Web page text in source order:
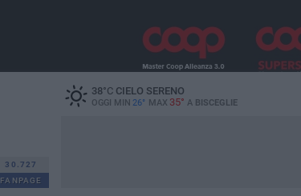
30.727
FANPAGE
38°CCIELO SERENO
OGGI MIN 26° MAX 35° A BISCEGLIE